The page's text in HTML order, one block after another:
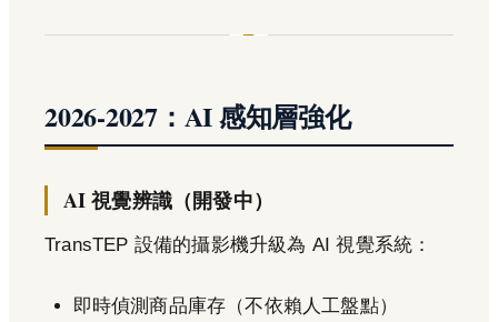
2026-2027：AI 感知層強化
AI 視覺辨識（開發中）
TransTEP 設備的攝影機升級為 AI 視覺系統：
即時偵測商品庫存（不依賴人工盤點）